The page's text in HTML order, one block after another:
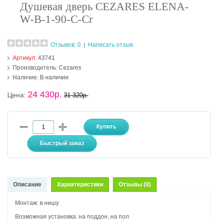
Душевая дверь CEZARES ELENA-
W-B-1-90-C-Cr
Отзывов: 0
Написать отзыв
Артикул:43741
Производитель: Cezares
Наличие: В наличии
Цена:24 430р. 31 320р.
Описание Характеристики Отзывы (0)
Монтаж: в нишу
Возможная установка: на поддон, на пол